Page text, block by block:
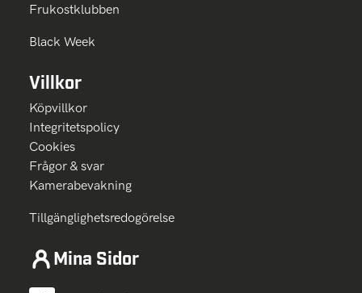
Frukostklubben
Black Week
Villkor
Köpvillkor
Integritetspolicy
Cookies
Frågor & svar
Kamerabevakning
Tillgänglighetsredogörelse
Mina Sidor